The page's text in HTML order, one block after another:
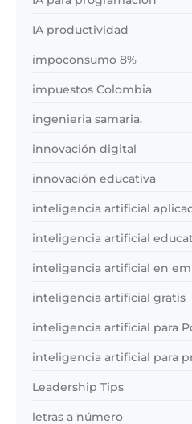
IA productividad
impoconsumo 8%
impuestos Colombia
ingenieria samaria.
innovación digital
innovación educativa
inteligencia artificial
inteligencia artificial
inteligencia artificial en
inteligencia artificial gratis
inteligencia artificial para
inteligencia artificial para
Leadership Tips
letras a número